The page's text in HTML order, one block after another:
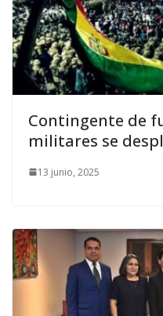
Contingente de
militares se
13 junio, 2025